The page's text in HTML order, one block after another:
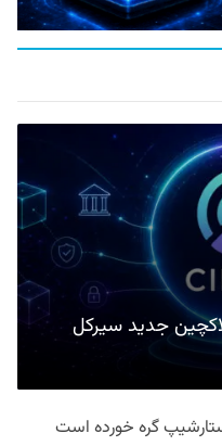
جدید سیرکل
گره خورده است